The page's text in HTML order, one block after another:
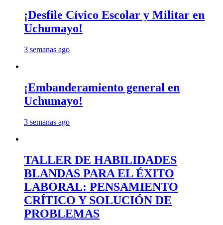
¡Desfile Cívico Escolar y Militar en
Uchumayo!
3 semanas ago
¡Embanderamiento general en
Uchumayo!
3 semanas ago
TALLER DE HABILIDADES
BLANDAS PARA EL ÉXITO
LABORAL: PENSAMIENTO
CRÍTICO Y SOLUCIÓN DE
PROBLEMAS